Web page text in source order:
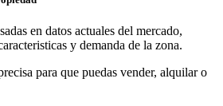
en datos actuales del mercado,
y demanda de la zona.
para que puedas vender, alquilar o